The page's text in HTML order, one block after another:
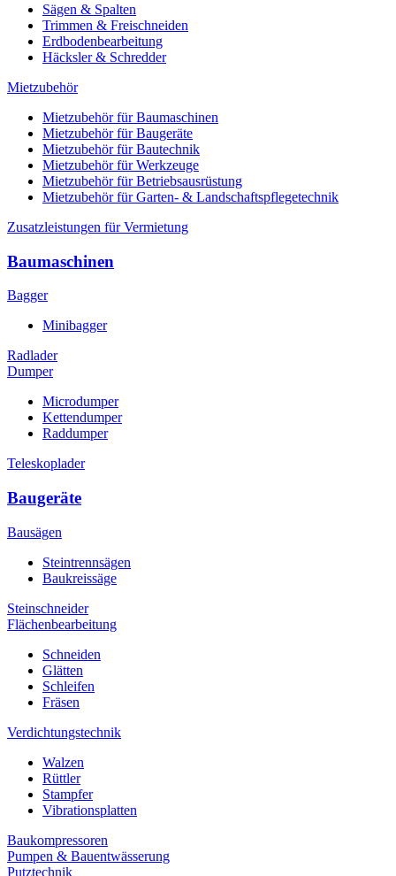
Sägen & Spalten
Trimmen & Freischneiden
Erdbodenbearbeitung
Häcksler & Schredder
Mietzubehör
Mietzubehör für Baumaschinen
Mietzubehör für Baugeräte
Mietzubehör für Bautechnik
Mietzubehör für Werkzeuge
Mietzubehör für Betriebsausrüstung
Mietzubehör für Garten- & Landschaftspflegetechnik
Zusatzleistungen für Vermietung
Baumaschinen
Bagger
Minibagger
Radlader
Dumper
Microdumper
Kettendumper
Raddumper
Teleskoplader
Baugeräte
Bausägen
Steintrennsägen
Baukreissäge
Steinschneider
Flächenbearbeitung
Schneiden
Glätten
Schleifen
Fräsen
Verdichtungstechnik
Walzen
Rüttler
Stampfer
Vibrationsplatten
Baukompressoren
Pumpen & Bauentwässerung
Putztechnik